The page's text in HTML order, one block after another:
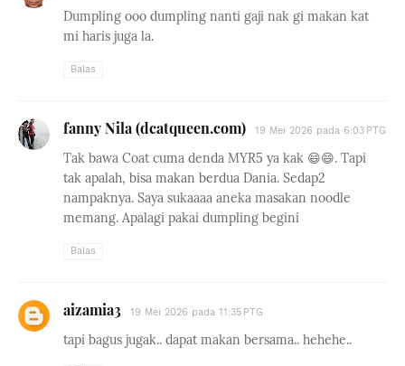
Dumpling ooo dumpling nanti gaji nak gi makan kat
mi haris juga la.
Balas
fanny Nila (dcatqueen.com) 19 Mei 2026 pada 6:03 PTG
Tak bawa Coat cuma denda MYR5 ya kak 😄😄. Tapi
tak apalah, bisa makan berdua Dania. Sedap2
nampaknya. Saya sukaaaa aneka masakan noodle
memang. Apalagi pakai dumpling begini
Balas
aizamia3 19 Mei 2026 pada 11:35 PTG
tapi bagus jugak.. dapat makan bersama.. hehehe..